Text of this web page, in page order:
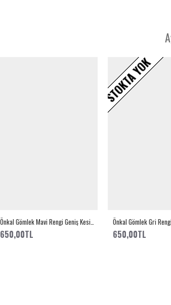
Önkal Gömlek Mavi Rengi Geniş Kesim Erkek Uzun Kollu %100 Pamuklu Gömlek ONK039M
650,00TL
STOKTA YOK
650,00TL